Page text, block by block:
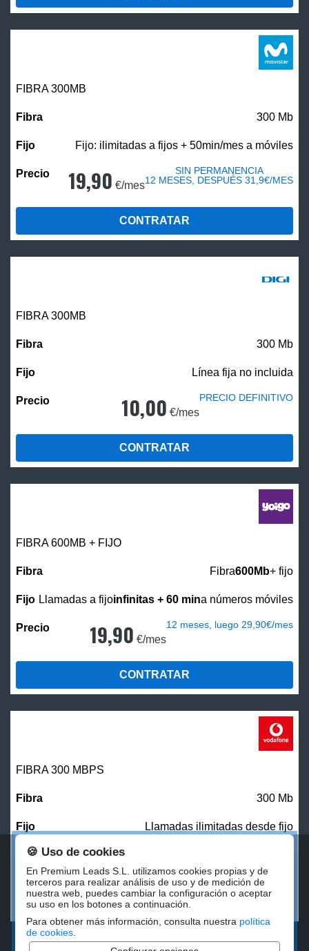
FIBRA 300MB
300 Mb
Fijo: ilimitadas a fijos + 50min/mes a móviles
19,90 €/mes
SIN PERMANENCIA
12 MESES, DESPUÉS 31,9€/MES
CONTRATAR
FIBRA 300MB
300 Mb
Línea fija no incluida
10,00 €/mes
PRECIO DEFINITIVO
CONTRATAR
FIBRA 600MB + FIJO
Fibra600Mb+ fijo
Llamadas a fijoinfinitas + 60 mina números móviles
19,90 €/mes
12 meses, luego 29,90€/mes
CONTRATAR
FIBRA 300 MBPS
300 Mb
Llamadas ilimitadas desde fijo
27,00 €/mes
CONTRATAR
🍪 Uso de cookies
En Premium Leads S.L. utilizamos cookies propias y de
terceros para realizar análisis de uso y de medición de
nuestra web, puedes cambiar la configuración o aceptar
su uso en los botones a continuación.
Para obtener más información, consulta nuestra política
de cookies